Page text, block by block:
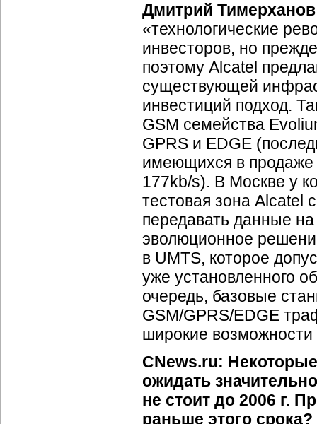
Дмитрий Тимерханов
«технологические
инвесторов, но
поэтому Alcatel
существующей
инвестиций подход.
GSM семейства
GPRS и EDGE
имеющихся в продаже
177kb/s). В Москве у
тестовая зона Alcatel
передавать данные
эволюционное
в UMTS, которое
уже установленного
очередь, базовые
GSM/GPRS/EDGE
широкие возможности
CNews.ru:
ожидать
не стоит до 2006 г.
раньше этого